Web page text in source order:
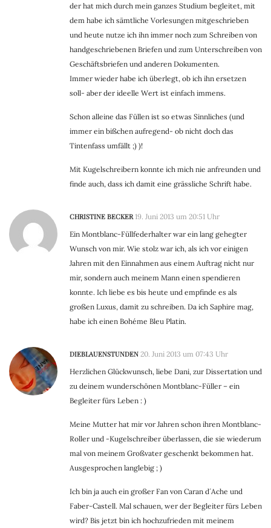
der hat mich durch mein ganzes Studium begleitet, mit
dem habe ich sämtliche Vorlesungen mitgeschrieben
und heute nutze ich ihn immer noch zum Schreiben von
handgeschriebenen Briefen und zum Unterschreiben von
Geschäftsbriefen und anderen Dokumenten.
Immer wieder habe ich überlegt, ob ich ihn ersetzen
soll- aber der ideelle Wert ist einfach immens.
Schon alleine das Füllen ist so etwas Sinnliches (und
immer ein bißchen aufregend- ob nicht doch das
Tintenfass umfällt ;) )!
Mit Kugelschreibern konnte ich mich nie anfreunden und
finde auch, dass ich damit eine grässliche Schrift habe.
CHRISTINE BECKER 19. Juni 2013 um 20:51 Uhr
Ein Montblanc-Füllfederhalter war ein lang gehegter
Wunsch von mir. Wie stolz war ich, als ich vor einigen
Jahren mit den Einnahmen aus einem Auftrag nicht nur
mir, sondern auch meinem Mann einen spendieren
konnte. Ich liebe es bis heute und empfinde es als
großen Luxus, damit zu schreiben. Da ich Saphire mag,
habe ich einen Bohéme Bleu Platin.
DIEBLAUENSTUNDEN 20. Juni 2013 um 07:43 Uhr
Herzlichen Glückwunsch, liebe Dani, zur Dissertation und
zu deinem wunderschönen Montblanc-Füller – ein
Begleiter fürs Leben : )
Meine Mutter hat mir vor Jahren schon ihren Montblanc-
Roller und -Kugelschreiber überlassen, die sie wiederum
mal von meinem Großvater geschenkt bekommen hat.
Ausgesprochen langlebig ; )
Ich bin ja auch ein großer Fan von Caran d´Ache und
Faber-Castell. Mal schauen, wer der Begleiter fürs Leben
wird? Bis jetzt bin ich hochzufrieden mit meinem